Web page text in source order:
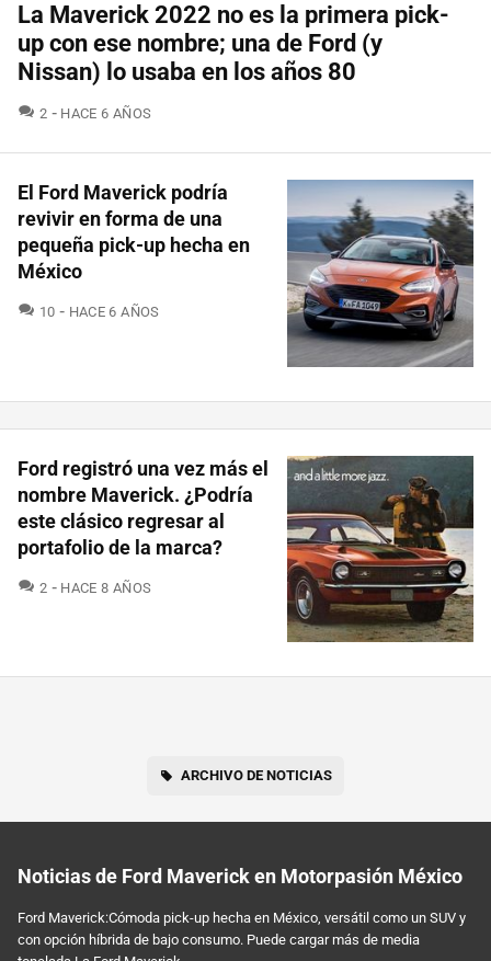
La Maverick 2022 no es la primera pick-
up con ese nombre; una de Ford (y
Nissan) lo usaba en los años 80
2 COMENTARIOS
HACE 6 AÑOS
El Ford Maverick podría
revivir en forma de una
pequeña pick-up hecha en
México
10 COMENTARIOS
HACE 6 AÑOS
Ford registró una vez más el
nombre Maverick. ¿Podría
este clásico regresar al
portafolio de la marca?
2 COMENTARIOS
HACE 8 AÑOS
ARCHIVO DE NOTICIAS
Noticias de Ford Maverick en Motorpasión México
Ford Maverick:Cómoda pick-up hecha en México, versátil como un SUV y
con opción híbrida de bajo consumo. Puede cargar más de media